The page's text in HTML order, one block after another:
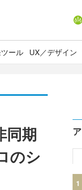
ール UX／デザイン
同期
のシ
1